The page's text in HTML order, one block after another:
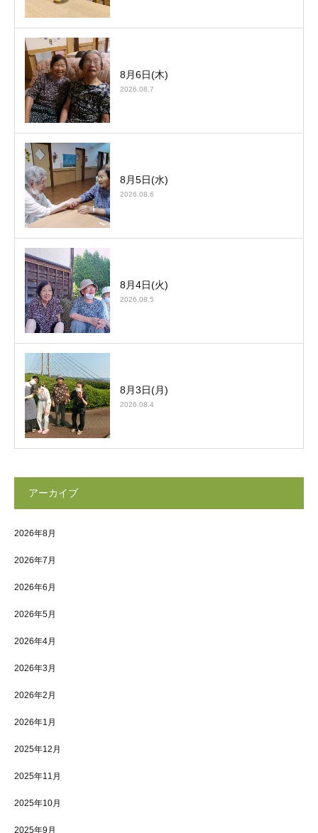
8月6日(木)
2026.08.7
8月5日(水)
2026.08.6
8月4日(火)
2026.08.5
8月3日(月)
2026.08.4
アーカイブ
2026年8月
2026年7月
2026年6月
2026年5月
2026年4月
2026年3月
2026年2月
2026年1月
2025年12月
2025年11月
2025年10月
2025年9月